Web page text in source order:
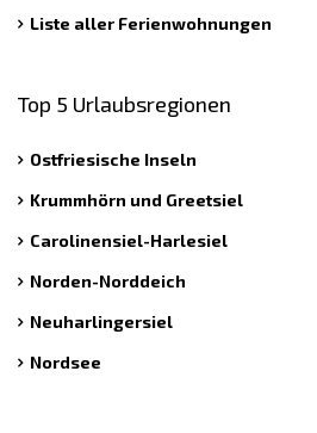
Liste aller Ferienwohnungen
Top 5 Urlaubsregionen
Ostfriesische Inseln
Krummhörn und Greetsiel
Carolinensiel-Harlesiel
Norden-Norddeich
Neuharlingersiel
Nordsee